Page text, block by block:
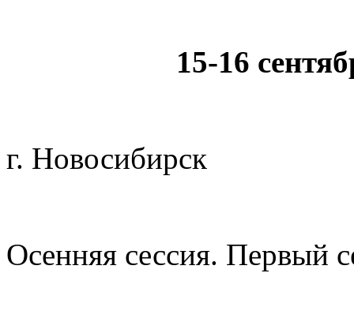
15-16
г. Новосибирск
Осенняя сессия. Первый